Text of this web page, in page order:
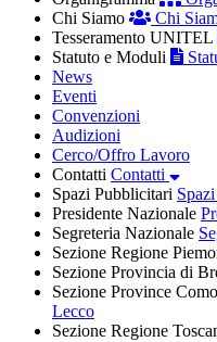
Chi Siamo
Chi
Tesseramento UNITEL
Statuto e Moduli
News
Eventi
Convenzioni
Audizioni
Cerco/Offro Lavoro
Contatti Contatti
Spazi Pubblicitari
Presidente Nazionale
Segreteria Nazionale
Sezione Regione
Sezione Provincia di
Sezione Province
Lecco
Sezione Regione